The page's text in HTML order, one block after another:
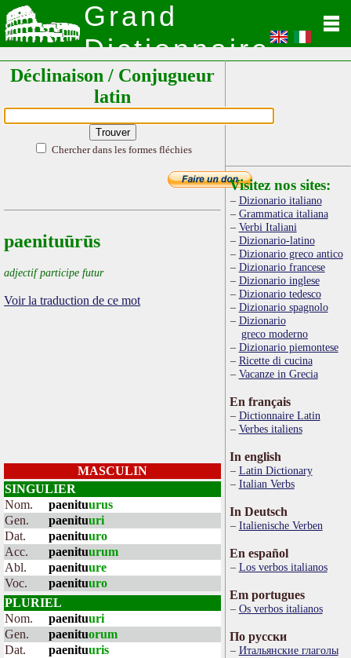
Grand
Dictionnaire
Latin
Déclinaison / Conjugueur
latin
Chercher dans les formes fléchies
paenituūrūs
adjectif participe futur
Voir la traduction de ce mot
MASCULIN
SINGULIER
Nom.
paenituurus
Gen.
paenituuri
Dat.
paenituuro
Acc.
paenituurum
Abl.
paenituure
Voc.
paenituuro
PLURIEL
Nom.
paenituuri
Gen.
paenituorum
Dat.
paenituuris
Visitez nos sites:
Dizionario italiano
Grammatica italiana
Verbi Italiani
Dizionario-latino
Dizionario greco antico
Dizionario francese
Dizionario inglese
Dizionario tedesco
Dizionario spagnolo
Dizionario
greco moderno
Dizionario piemontese
Ricette di cucina
Vacanze in Grecia
En français
Dictionnaire Latin
Verbes italiens
In english
Latin Dictionary
Italian Verbs
In Deutsch
Italienische Verben
En español
Los verbos italianos
Em portugues
Os verbos italianos
По русски
Итальянские глаголы